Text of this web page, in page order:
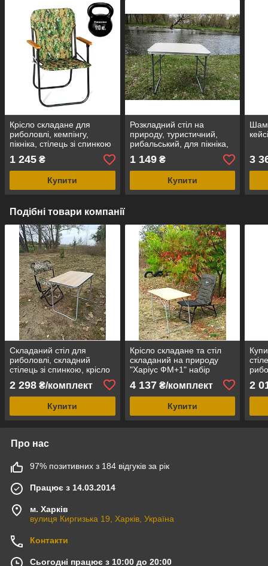
Крісло складане для
риболовлі, кемпінгу,
пікніка, стілець зі спинкою
рибальський для
відпочинку на природі
"Патріот"
1 245 ₴
Купити
Розкладний стіл на
природу, туристичний,
рибальський, для пікніка,
кемпінгу та просто
відпочинку, купити,
1 149₴
Купити
3
Подібні товари компанії
Складаний стіл для
риболовлі, складний
стілець зі спинкою, крісло
рибальське, набір меблів
"Кріпиш О1+1п"
2 298 ₴/комплект
Купити
Крісло складане та стіл
складаний на природу
"Харіус ФМ+1" набір
пікніка риболовлі кемпінгу
4 137₴/комплект
Купити
2
Про нас
97% позитивних з 184 відгуків за рік
Працює з 14.03.2014
м. Харків
вулиця Киргизька 19, Харків, Україна
Контакти
Сьогодні працює з 10:00 до 20:00